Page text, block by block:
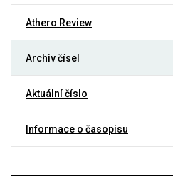
Athero Review
Archiv čísel
Aktuální číslo
Informace o časopisu